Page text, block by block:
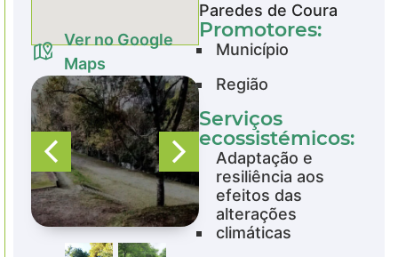
Paredes de Coura
Promotores:
Município
Região
Serviços
ecossistémicos:
Adaptação e
resiliência aos
efeitos das
alterações
climáticas
Ver no Google
Maps